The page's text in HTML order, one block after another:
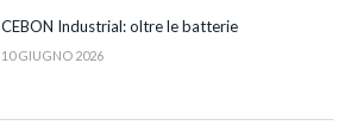
CEBON Industrial: oltre le batterie
10 GIUGNO 2026